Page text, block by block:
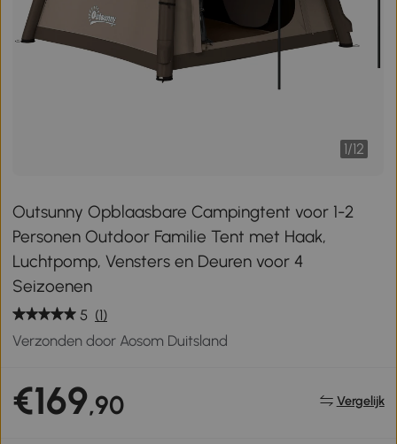
1/12
Outsunny Opblaasbare Campingtent voor 1-2
Personen Outdoor Familie Tent met Haak,
Luchtpomp, Vensters en Deuren voor 4
Seizoenen
5 (1)
Verzonden door Aosom Duitsland
€169,90 Vergelijk